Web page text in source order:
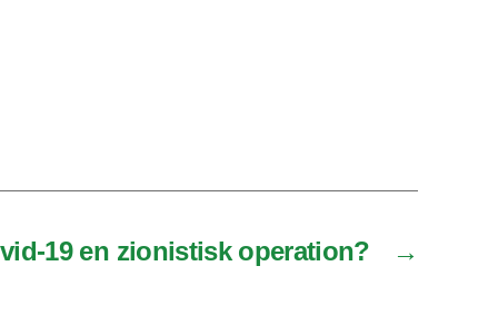
→
19 en zionistisk operation?